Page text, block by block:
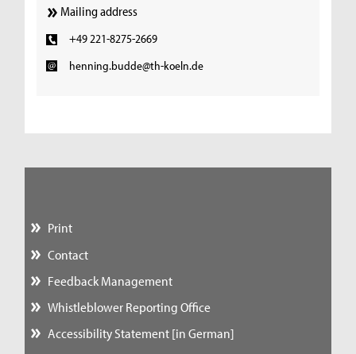
Mailing address
+49 221-8275-2669
henning.budde@th-koeln.de
Print
Contact
Feedback Management
Whistleblower Reporting Office
Accessibility Statement [in German]